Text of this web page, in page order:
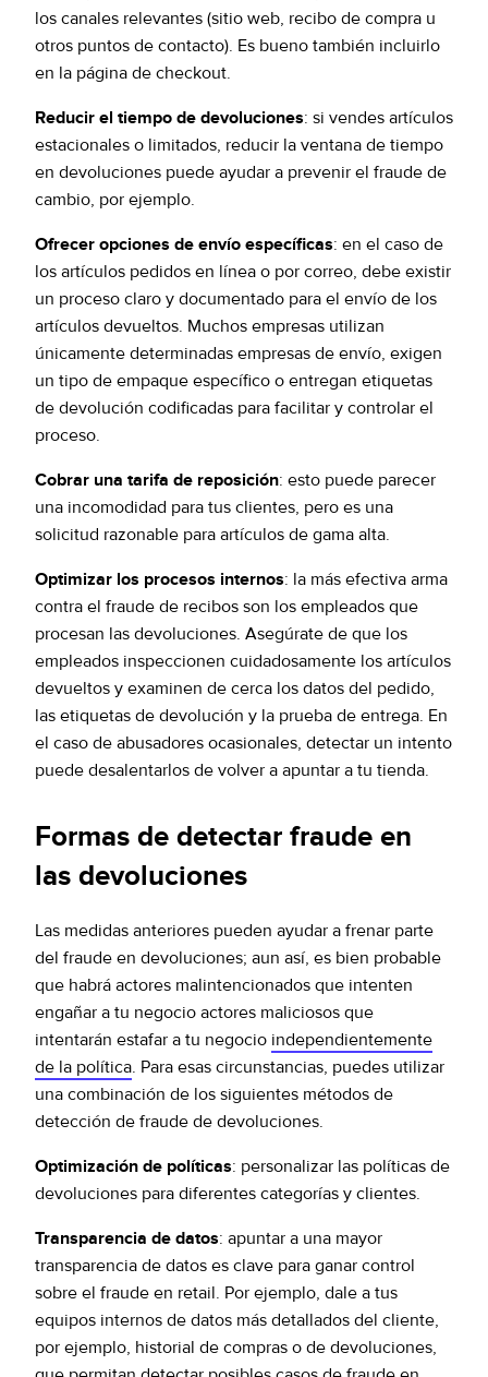
los canales relevantes (sitio web, recibo de compra u
otros puntos de contacto). Es bueno también incluirlo
en la página de checkout.
Reducir el tiempo de devoluciones: si vendes artículos
estacionales o limitados, reducir la ventana de tiempo
en devoluciones puede ayudar a prevenir el fraude de
cambio, por ejemplo.
Ofrecer opciones de envío específicas: en el caso de
los artículos pedidos en línea o por correo, debe existir
un proceso claro y documentado para el envío de los
artículos devueltos. Muchos empresas utilizan
únicamente determinadas empresas de envío, exigen
un tipo de empaque específico o entregan etiquetas
de devolución codificadas para facilitar y controlar el
proceso.
Cobrar una tarifa de reposición: esto puede parecer
una incomodidad para tus clientes, pero es una
solicitud razonable para artículos de gama alta.
Optimizar los procesos internos: la más efectiva arma
contra el fraude de recibos son los empleados que
procesan las devoluciones. Asegúrate de que los
empleados inspeccionen cuidadosamente los artículos
devueltos y examinen de cerca los datos del pedido,
las etiquetas de devolución y la prueba de entrega. En
el caso de abusadores ocasionales, detectar un intento
puede desalentarlos de volver a apuntar a tu tienda.
Formas de detectar fraude en
las devoluciones
Las medidas anteriores pueden ayudar a frenar parte
del fraude en devoluciones; aun así, es bien probable
que habrá actores malintencionados que intenten
engañar a tu negocio actores maliciosos que
intentarán estafar a tu negocio independientemente
de la política. Para esas circunstancias, puedes utilizar
una combinación de los siguientes métodos de
detección de fraude de devoluciones.
Optimización de políticas: personalizar las políticas de
devoluciones para diferentes categorías y clientes.
Transparencia de datos: apuntar a una mayor
transparencia de datos es clave para ganar control
sobre el fraude en retail. Por ejemplo, dale a tus
equipos internos de datos más detallados del cliente,
por ejemplo, historial de compras o de devoluciones,